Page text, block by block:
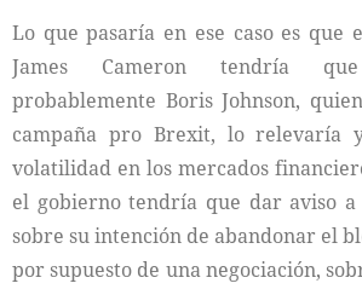
Lo que pasaría en ese caso es
James Cameron tendría
probablemente Boris Johnson,
campaña pro Brexit, lo relevaría
volatilidad en los mercados
el gobierno tendría que dar aviso
sobre su intención de abandonar el
por supuesto de una negociación,